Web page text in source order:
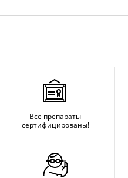
Все препараты
сертифицированы!